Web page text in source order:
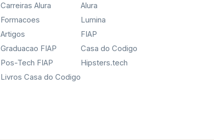
Carreiras Alura
Formacoes
Artigos
Graduacao FIAP
Pos-Tech FIAP
Livros Casa do Codigo
Alura
Lumina
FIAP
Casa do Codigo
Hipsters.tech